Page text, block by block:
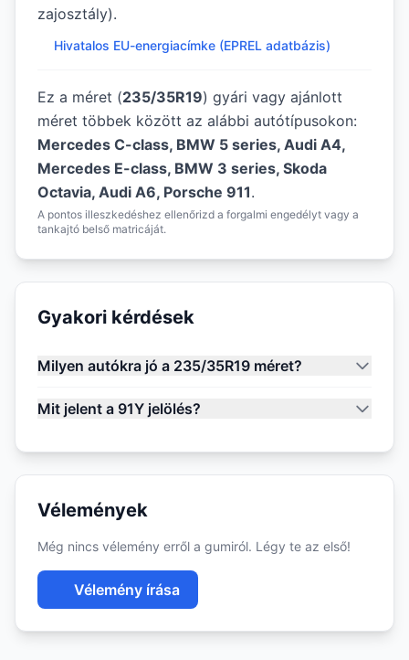
zajosztály).
Hivatalos EU-energiacímke (EPREL adatbázis)
Ez a méret (235/35R19) gyári vagy ajánlott
méret többek között az alábbi autótípusokon:
Mercedes C-class, BMW 5 series, Audi A4,
Mercedes E-class, BMW 3 series, Skoda
Octavia, Audi A6, Porsche 911.
A pontos illeszkedéshez ellenőrizd a forgalmi engedélyt vagy a
tankajtó belső matricáját.
Gyakori kérdések
Milyen autókra jó a 235/35R19 méret?
Mit jelent a 91Y jelölés?
Vélemények
Még nincs vélemény erről a gumiról. Légy te az első!
Vélemény írása